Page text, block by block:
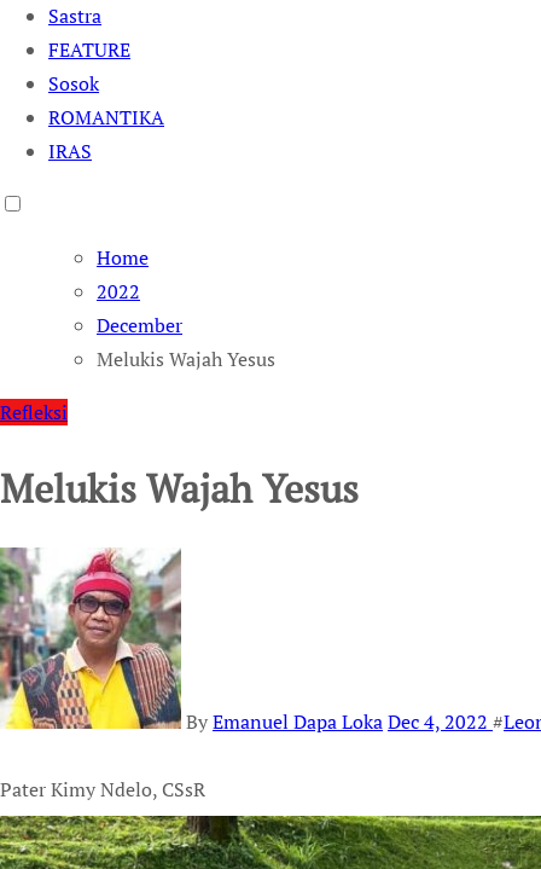
Sastra
FEATURE
Sosok
ROMANTIKA
IRAS
Home
2022
December
Melukis Wajah Yesus
Refleksi
Melukis Wajah Yesus
ByEmanuel Dapa LokaDec 4, 2022 #
Pater Kimy Ndelo, CSsR